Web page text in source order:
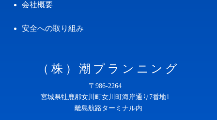
会社概要
安全への取り組み
（株）潮プランニング
〒986-2264
宮城県牡鹿郡女川町女川町海岸通り7番地1
離島航路ターミナル内